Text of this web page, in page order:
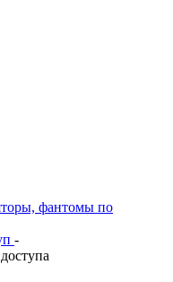
фантомы по
-